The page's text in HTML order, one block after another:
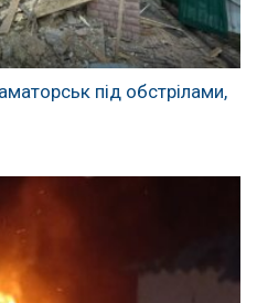
під обстрілами,